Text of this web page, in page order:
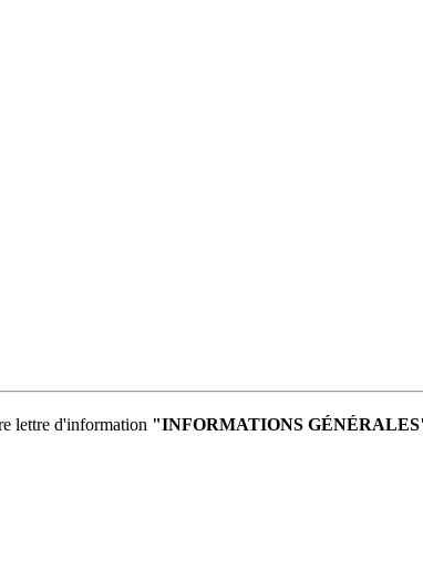
lettre d'information "INFORMATIONS